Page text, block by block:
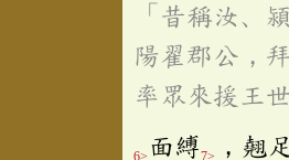
「昔稱汝、
陽翟郡公，
率眾來援王
6> 面縛7> ，翹